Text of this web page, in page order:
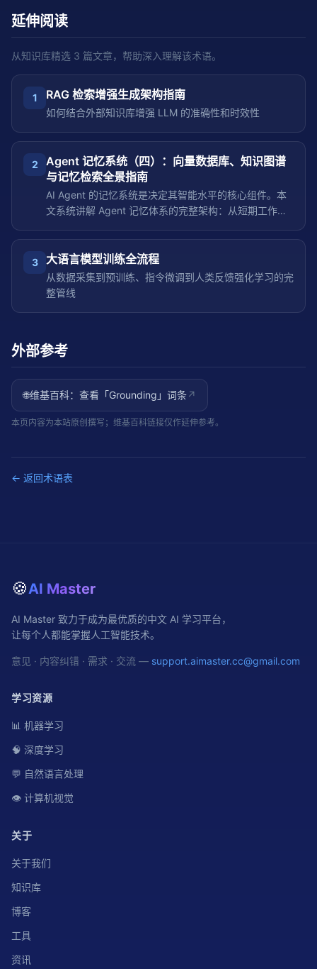
延伸阅读
从知识库精选 3 篇文章，帮助深入理解该术语。
1 RAG 检索增强生成架构指南
如何结合外部知识库增强 LLM 的准确性和时效性
2
Agent 记忆系统（四）：向量数据库、知识图谱
与记忆检索全景指南
AI Agent 的记忆系统是决定其智能水平的核心组件。本
文系统讲解 Agent 记忆体系的完整架构：从短期工作记
的关系推理，从记忆压缩策略到遗忘机制，帮助你在构建
Agent 时设计正确的记忆方案。
3 大语言模型训练全流程
从数据采集到预训练、指令微调到人类反馈强化学习的完
整管线
外部参考
🌐维基百科：查看「Grounding 」词条↗
本页内容为本站原创撰写；维基百科链接仅作延伸参考。
← 返回术语表
🍪AI Master
AI Master 致力于成为最优质的中文 AI 学习平台，
让每个人都能掌握人工智能技术。
意见 · 内容纠错 · 需求 · 交流 — support.aimaster.cc@gmail.com
学习资源
📊 机器学习
🧠 深度学习
💬 自然语言处理
👁️ 计算机视觉
关于
关于我们
知识库
博客
工具
资讯